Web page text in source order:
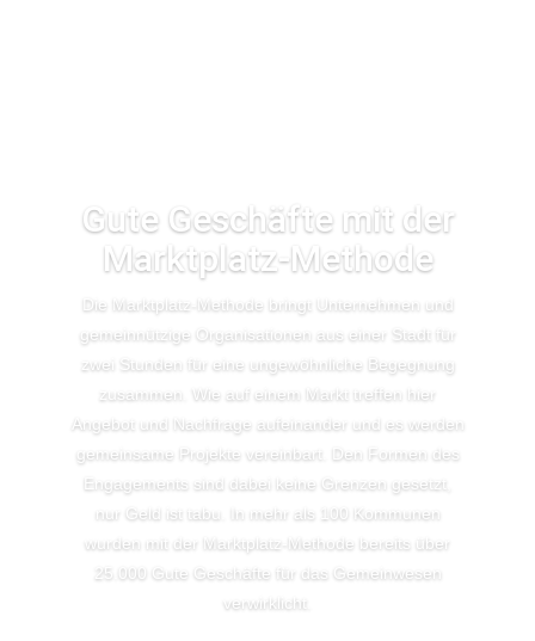
Gute Geschäfte mit der
Marktplatz-Methode
Die Marktplatz-Methode bringt Unternehmen und
gemeinnützige Organisationen aus einer Stadt für
zwei Stunden für eine ungewöhnliche Begegnung
zusammen. Wie auf einem Markt treffen hier
Angebot und Nachfrage aufeinander und es werden
gemeinsame Projekte vereinbart. Den Formen des
Engagements sind dabei keine Grenzen gesetzt,
nur Geld ist tabu. In mehr als 100 Kommunen
wurden mit der Marktplatz-Methode bereits über
25.000 Gute Geschäfte für das Gemeinwesen
verwirklicht.